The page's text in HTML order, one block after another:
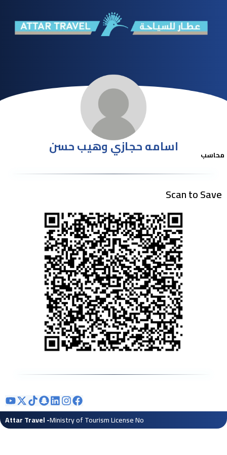
اسامه حجازي وهيب حسن محاسب
Scan to Save
- Attar TravelMinistry of Tourism License No